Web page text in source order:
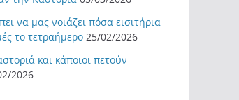
να μας νοιάζει πόσα εισιτήρια
το τετραήμερο 25/02/2026
και κάποιοι πετούν
2026